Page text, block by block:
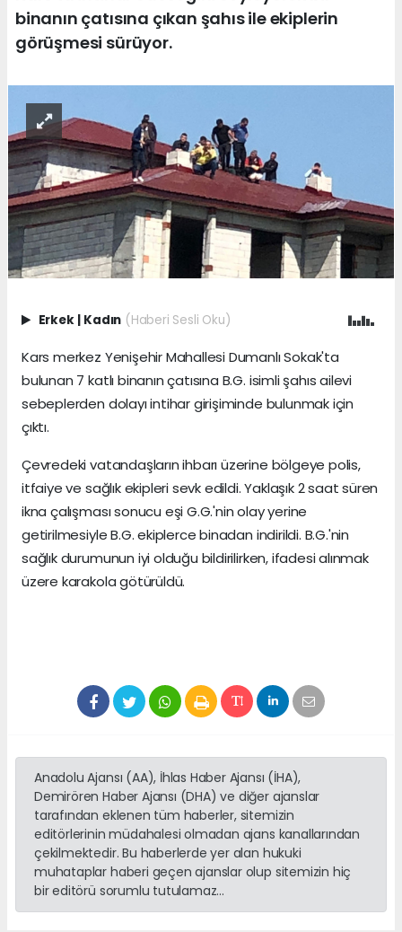
binanın çatısına çıkan şahıs ile ekiplerin
görüşmesi sürüyor.
Erkek | Kadın (Haberi Sesli Oku)
Kars merkez Yenişehir Mahallesi Dumanlı Sokak'ta
bulunan 7 katlı binanın çatısına B.G. isimli şahıs ailevi
sebeplerden dolayı intihar girişiminde bulunmak için
çıktı.
Çevredeki vatandaşların ihbarı üzerine bölgeye polis,
itfaiye ve sağlık ekipleri sevk edildi. Yaklaşık 2 saat süren
ikna çalışması sonucu eşi G.G.'nin olay yerine
getirilmesiyle B.G. ekiplerce binadan indirildi. B.G.'nin
sağlık durumunun iyi olduğu bildirilirken, ifadesi alınmak
üzere karakola götürüldü.
Anadolu Ajansı (AA), İhlas Haber Ajansı (İHA),
Demirören Haber Ajansı (DHA) ve diğer ajanslar
tarafından eklenen tüm haberler, sitemizin
editörlerinin müdahalesi olmadan ajans kanallarından
çekilmektedir. Bu haberlerde yer alan hukuki
muhataplar haberi geçen ajanslar olup sitemizin hiç
bir editörü sorumlu tutulamaz...